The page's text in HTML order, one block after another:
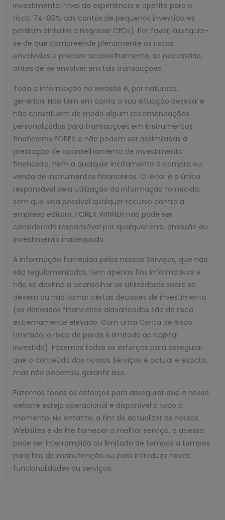
investimento, nível de experiência e apetite para o
risco. 74-89% das contas de pequenos investidores
perdem dinheiro a negociar CFDs). Por favor, assegure-
se de que compreende plenamente os riscos
envolvidos e procure aconselhamento, se necessário,
antes de se envolver em tais transacções.
Toda a informação no website é, por natureza,
genérica. Não têm em conta a sua situação pessoal e
não constituem de modo algum recomendações
personalizadas para transacções em instrumentos
financeiros FOREX e não podem ser assimiladas à
prestação de aconselhamento de investimento
financeiro, nem a qualquer incitamento à compra ou
venda de instrumentos financeiros. O leitor é o único
responsável pela utilização da informação fornecida,
sem que seja possível qualquer recurso contra a
empresa editora. FOREX WINNER não pode ser
considerada responsável por qualquer erro, omissão ou
investimento inadequado.
A informação fornecida pelos nossos Serviços, que não
são regulamentados, tem apenas fins informativos e
não se destina a aconselhar os utilizadores sobre se
devem ou não tomar certas decisões de investimento
(os derivados financeiros alavancados são de risco
extremamente elevado. Com uma Conta de Risco
Limitado, o risco de perda é limitado ao capital
investido). Fazemos todos os esforços para assegurar
que o conteúdo dos nossos Serviços é actual e exacto,
mas não podemos garantir isso.
Fazemos todos os esforços para assegurar que o nosso
website esteja operacional e disponível a todo o
momento. No entanto, a fim de actualizar os nossos
Websites e de lhe fornecer o melhor serviço, o acesso
pode ser interrompido ou limitado de tempos a tempos
para fins de manutenção ou para introduzir novas
funcionalidades ou serviços.